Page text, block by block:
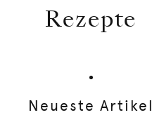
Rezepte
Neueste Artikel